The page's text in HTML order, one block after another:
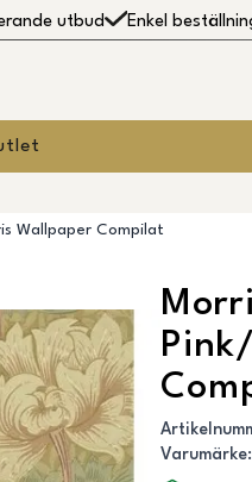
utbud Enkel
Wallpaper Compilat
Varumärke: